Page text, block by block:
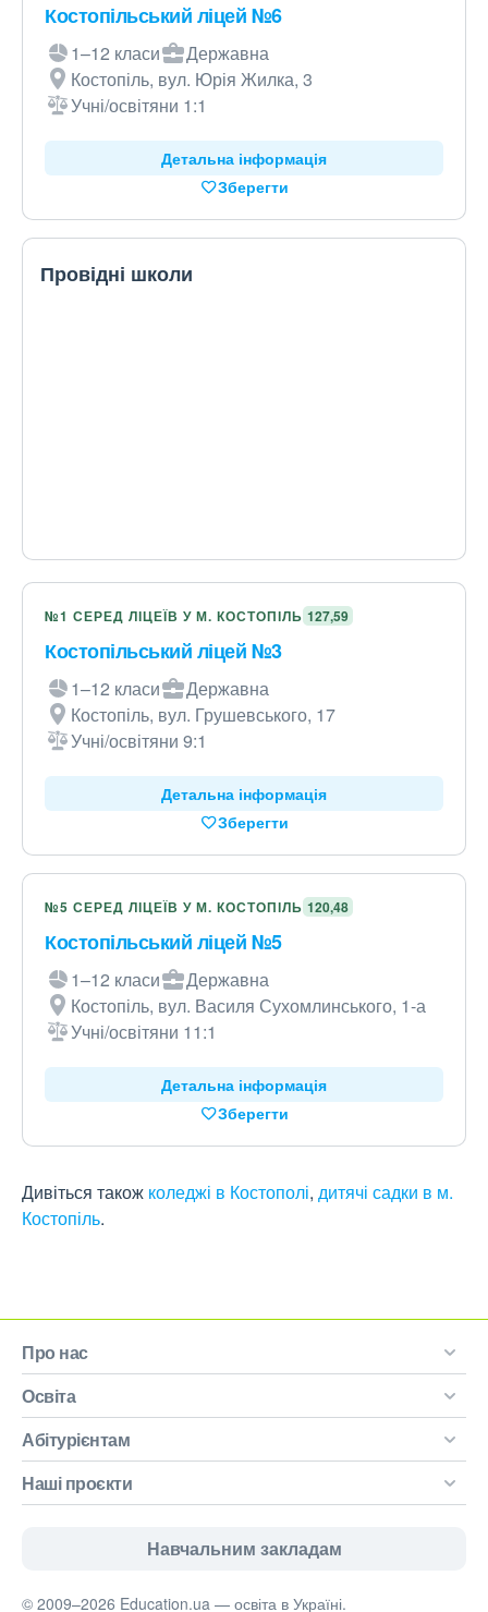
Костопільський ліцей №6
1–12 класи
Державна
Костопіль, вул. Юрія Жилка, 3
Учні/освітяни 1:1
Детальна інформація
Зберегти
Провідні школи
№1 СЕРЕД ЛІЦЕЇВ У М. КОСТОПІЛЬ 127,59
Костопільський ліцей №3
1–12 класи
Державна
Костопіль, вул. Грушевського, 17
Учні/освітяни 9:1
Детальна інформація
Зберегти
№5 СЕРЕД ЛІЦЕЇВ У М. КОСТОПІЛЬ 120,48
Костопільський ліцей №5
1–12 класи
Державна
Костопіль, вул. Василя Сухомлинського, 1-а
Учні/освітяни 11:1
Детальна інформація
Зберегти
Дивіться також коледжі в Костополі, дитячі садки в м.
Костопіль.
Про нас
Освіта
Абітурієнтам
Наші проєкти
Навчальним закладам
© 2009–2026 Education.ua — освіта в Україні.